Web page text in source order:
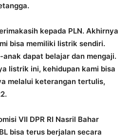
kepada PLN. Akhirnya
bisa memiliki listrik sendiri.
anak dapat belajar dan mengaji.
listrik ini, kehidupan kami bisa
melalui keterangan tertulis,
VII DPR RI Nasril Bahar
bisa terus berjalan secara